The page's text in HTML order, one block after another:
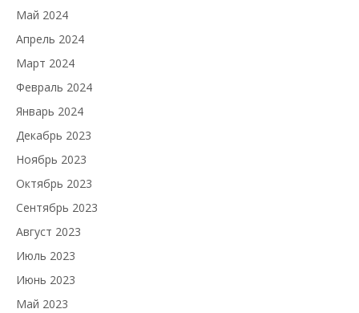
Май 2024
Апрель 2024
Март 2024
Февраль 2024
Январь 2024
Декабрь 2023
Ноябрь 2023
Октябрь 2023
Сентябрь 2023
Август 2023
Июль 2023
Июнь 2023
Май 2023